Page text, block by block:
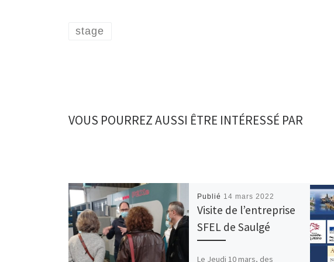
stage
VOUS POURREZ AUSSI ÊTRE INTÉRESSÉ PAR
Publié 14 mars 2022
Visite de l’entreprise
SFEL de Saulgé
Le Jeudi 10 mars, des